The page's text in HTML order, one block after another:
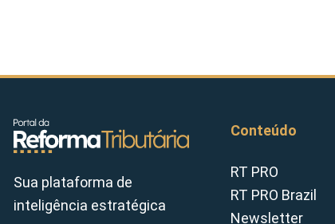
Sua plataforma de
inteligência estratégica
Conteúdo
RT PRO
RT PRO Brazil
Newsletter